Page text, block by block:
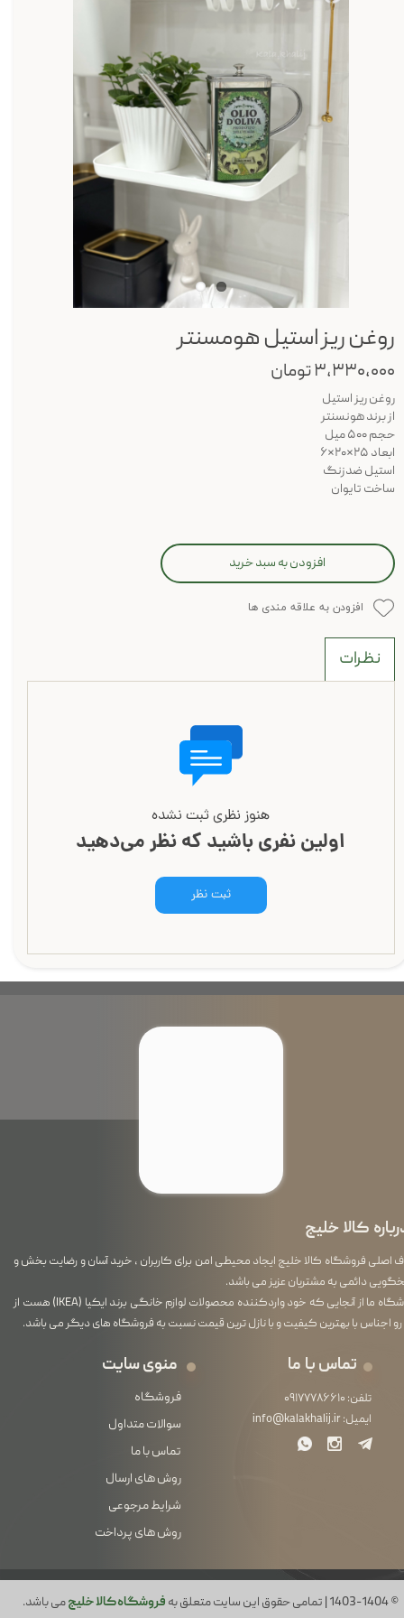
روغن ریز استیل هومسنتر
۳,۳۳۰,۰۰۰ تومان
روغن ریز استیل
از برند هونسنتر
حجم ۵۰۰ میل
ابعاد ۲۵*۲۰*۶
استیل ضدزنگ
ساخت تایوان
افزودن به سبد خرید
افزودن به علاقه مندی ها
نظرات
هنوز نظری ثبت نشده
اولین نفری باشید که نظر می‌دهید
ثبت نظر
© 1403-1404 | تمامی حقوق این سایت متعلق به فروشگاه کالا خلیجمی باشد.
کالا خلیج
اصلی فروشگاه کالا خلیج ایجاد محیطی امن برای کاربران ، خرید آسان و رضایت بخش و
دائمی به مشتریان عزیز می باشد.
فروشگاه ما از آنجایی که خود واردکننده محصولات لوازم خانگی برند ایکیا (IKEA) هست از
رو اجناس با بهترین کیفیت و با نازل ترین قیمت نسبت به فروشگاه های دیگر می باشد.
منوی سایت
فروشگاه
سوالات متداول
تماس با ما
روش های ارسال
شرایط مرجوعی
روش های پرداخت
تماس با ما
تلفن: ۰۹۱۷۷۷۸۶۶۱۰
ایمیل:info@kalakhalij.ir